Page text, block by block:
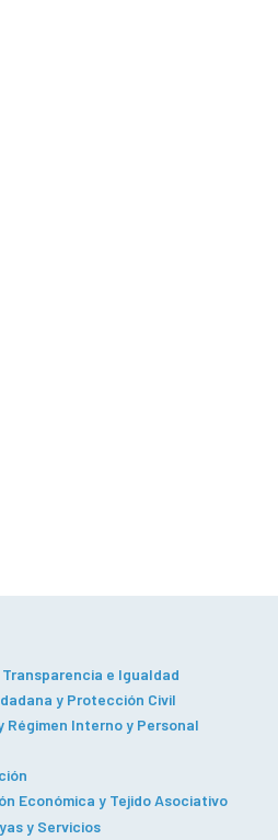
e Igualdad
y Protección Civil
Régimen Interno y Personal
Económica y Tejido Asociativo
y Servicios